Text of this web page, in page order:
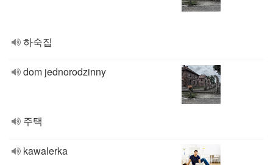
하숙집
dom jednorodzinny
주택
kawalerka